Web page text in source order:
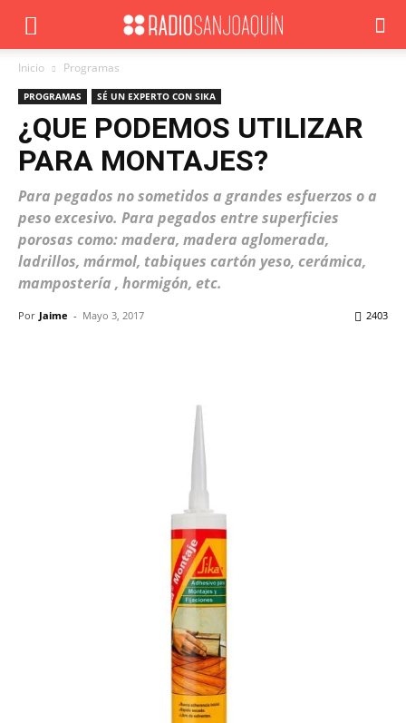
Inicio Programas
PROGRAMAS SÉ UN EXPERTO CON SIKA
¿QUE PODEMOS UTILIZAR
PARA MONTAJES?
Para pegados no sometidos a grandes esfuerzos o a
peso excesivo. Para pegados entre superficies
porosas como: madera, madera aglomerada,
ladrillos, mármol, tabiques cartón yeso, cerámica,
mampostería , hormigón, etc.
Por Jaime - Mayo 3, 2017 2403